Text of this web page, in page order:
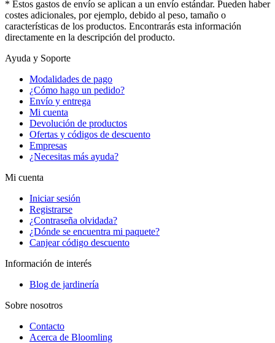
* Estos gastos de envío se aplican a un envío estándar. Pueden haber
costes adicionales, por ejemplo, debido al peso, tamaño o
características de los productos. Encontrarás esta información
directamente en la descripción del producto.
Ayuda y Soporte
Modalidades de pago
¿Cómo hago un pedido?
Envío y entrega
Mi cuenta
Devolución de productos
Ofertas y códigos de descuento
Empresas
¿Necesitas más ayuda?
Mi cuenta
Iniciar sesión
Registrarse
¿Contraseña olvidada?
¿Dónde se encuentra mi paquete?
Canjear código descuento
Información de interés
Blog de jardinería
Sobre nosotros
Contacto
Acerca de Bloomling